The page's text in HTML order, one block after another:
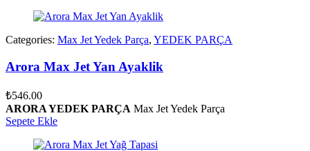
Categories: Max Jet Yedek Parça, YEDEK PARÇA
Arora Max Jet Yan Ayaklik
₺546.00
ARORA YEDEK PARÇA Max Jet Yedek Parça
Sepete Ekle